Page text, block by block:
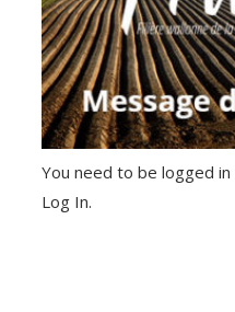
You need to be logged
Log In.